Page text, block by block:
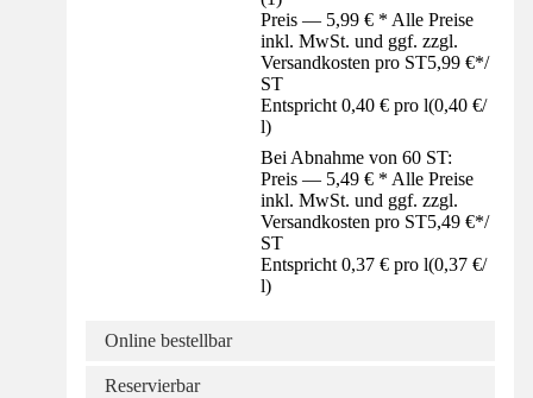
Preis — 5,99 € * Alle Preise
inkl. MwSt. und ggf. zzgl.
Versandkosten pro ST5,99 €*/
ST
Entspricht 0,40 € pro l(0,40 €/
l)
Bei Abnahme von 60 ST:
Preis — 5,49 € * Alle Preise
inkl. MwSt. und ggf. zzgl.
Versandkosten pro ST5,49 €*/
ST
Entspricht 0,37 € pro l(0,37 €/
l)
Online bestellbar
Reservierbar